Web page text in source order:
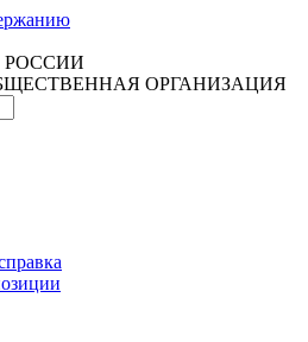
РОССИИ
ОРГАНИЗАЦИЯ